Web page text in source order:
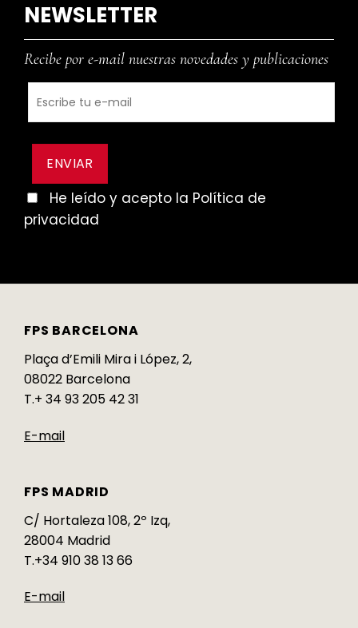
NEWSLETTER
Recibe por e-mail nuestras novedades y publicaciones
He leído y acepto la Política de
privacidad
FPS BARCELONA
Plaça d’Emili Mira i López, 2,
08022 Barcelona
T.+ 34 93 205 42 31
E-mail
FPS MADRID
C/ Hortaleza 108, 2º Izq,
28004 Madrid
T.+34 910 38 13 66
E-mail